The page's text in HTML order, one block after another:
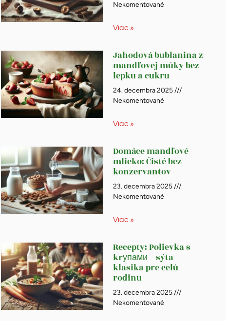
Nekomentované
Viac »
Jahodová bublanina z
mandľovej múky bez
lepku a cukru
24. decembra 2025
Nekomentované
Viac »
Domáce mandľové
mlieko: Čisté bez
konzervantov
23. decembra 2025
Nekomentované
Viac »
Recepty: Polievka s
krупами – sýta
klasika pre celú
rodinu
23. decembra 2025
Nekomentované